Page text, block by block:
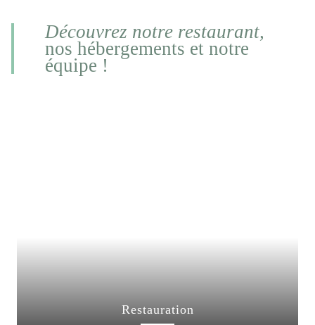
Découvrez notre restaurant,
nos hébergements et notre
équipe !
Restauration